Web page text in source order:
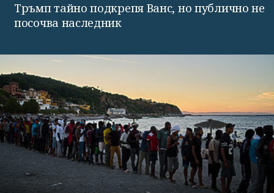
Тръмп тайно подкрепя Ванс, но публично не
посочва наследник